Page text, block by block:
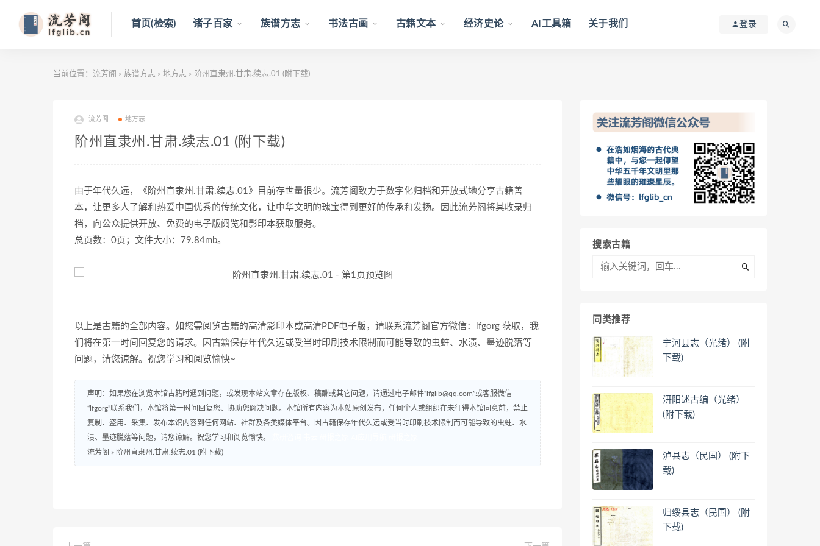
首页(检索) 诸子百家 族谱方志 书法古画 古籍文本 经济史论 AI工具箱 关于我们 登录
当前位置： 流芳阁 > 族谱方志 > 地方志 > 阶州直隶州.甘肃.续志.01 (附下载)
流芳阁 地方志
阶州直隶州.甘肃.续志.01 (附下载)
由于年代久远，《阶州直隶州.甘肃.续志.01》目前存世量很少。流芳阁致力于数字化归档和开放式地分享古籍善
本，让更多人了解和热爱中国优秀的传统文化，让中华文明的瑰宝得到更好的传承和发扬。因此流芳阁将其收录归
档，向公众提供开放、免费的电子版阅览和影印本获取服务。
总页数：0页；文件大小：79.84mb。
以上是古籍的全部内容。如您需阅览古籍的高清影印本或高清PDF电子版，请联系流芳阁官方微信：lfgorg 获取，我
们将在第一时间回复您的请求。因古籍保存年代久远或受当时印刷技术限制而可能导致的虫蛀、水渍、墨迹脱落等
问题，请您谅解。祝您学习和阅览愉快~
声明：如果您在浏览本馆古籍时遇到问题，或发现本站文章存在版权、稿酬或其它问题，请通过电子邮件“lfglib@qq.com”或客服微信
“lfgorg”联系我们，本馆将第一时间回复您、协助您解决问题。本馆所有内容为本站原创发布，任何个人或组织在未征得本馆同意前，禁止
复制、盗用、采集、发布本馆内容到任何网站、社群及各类媒体平台。因古籍保存年代久远或受当时印刷技术限制而可能导致的虫蛀、水
渍、墨迹脱落等问题，请您谅解。祝您学习和阅览愉快。
流芳阁 » 阶州直隶州.甘肃.续志.01 (附下载)
搜索古籍
同类推荐
宁河县志（光绪） (附
下载)
汧阳述古编（光绪）
(附下载)
泸县志（民国） (附下
载)
归绥县志（民国） (附
下载)